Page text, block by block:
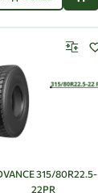
315/80R22.5-
22PR